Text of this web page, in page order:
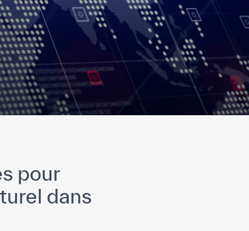
l’IA PPSSI Droit d’auteur Clause de non-responsabilité
pour
dans